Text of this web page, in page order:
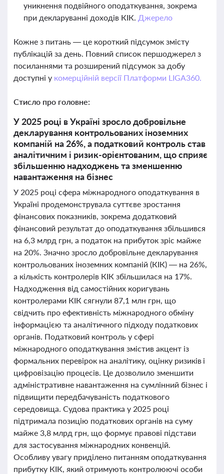
уникнення подвійного оподаткування, зокрема
при декларуванні доходів КІК. Джерело
Кожне з питань — це короткий підсумок змісту
публікацій за день. Повний список першоджерел з
посиланнями та розширений підсумок за добу
доступні у комерційній версії Платформи LIGA360.
Стисло про головне:
У 2025 році в Україні зросло добровільне
декларування контрольованих іноземних
компаній на 26%, а податковий контроль став
аналітичним і ризик-орієнтованим, що сприяє
збільшенню надходжень та зменшенню
навантаження на бізнес
У 2025 році сфера міжнародного оподаткування в
Україні продемонструвала суттєве зростання
фінансових показників, зокрема додатковий
фінансовий результат до оподаткування збільшився
на 6,3 млрд грн, а податок на прибуток зріс майже
на 20%. Значно зросло добровільне декларування
контрольованих іноземних компаній (КІК) — на 26%,
а кількість контролерів КІК збільшилася на 17%.
Надходження від самостійних коригувань
контролерами КІК сягнули 87,1 млн грн, що
свідчить про ефективність міжнародного обміну
інформацією та аналітичного підходу податкових
органів. Податковий контроль у сфері
міжнародного оподаткування змістив акцент із
формальних перевірок на аналітику, оцінку ризиків і
цифровізацію процесів. Це дозволило зменшити
адміністративне навантаження на сумлінний бізнес і
підвищити передбачуваність податкового
середовища. Судова практика у 2025 році
підтримала позицію податкових органів на суму
майже 3,8 млрд грн, що формує правові підстави
для застосування міжнародних конвенцій.
Особливу увагу приділено питанням оподаткування
прибутку КІК, який отримують контролюючі особи